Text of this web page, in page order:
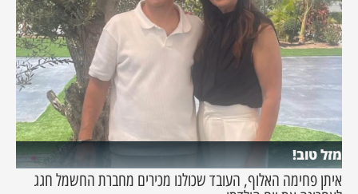
מזל טוב!
איתן פחימה האלוף, העובד שכולנו מכירים מחברת החשמל חגג